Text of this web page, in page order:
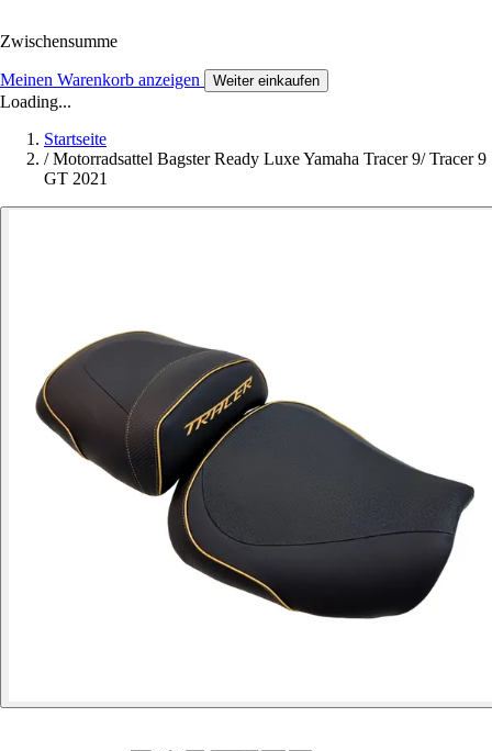
Zwischensumme
Meinen Warenkorb anzeigen Weiter einkaufen
Loading...
Startseite
/ Motorradsattel Bagster Ready Luxe Yamaha Tracer 9/ Tracer 9
GT 2021